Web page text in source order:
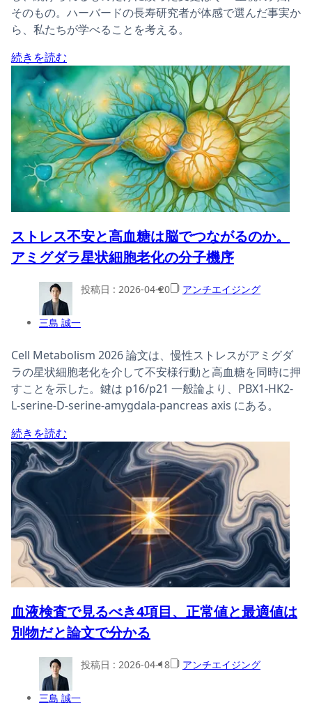
そのもの。ハーバードの長寿研究者が体感で選んだ事実か
ら、私たちが学べることを考える。
続きを読む
ストレス不安と高血糖は脳でつながるのか。
アミグダラ星状細胞老化の分子機序
三島 誠一
投稿日 : 2026-04-20 アンチエイジング
Cell Metabolism 2026 論文は、慢性ストレスがアミグダ
ラの星状細胞老化を介して不安様行動と高血糖を同時に押
すことを示した。鍵は p16/p21 一般論より、PBX1-HK2-
L-serine-D-serine-amygdala-pancreas axis にある。
続きを読む
血液検査で見るべき4項目、正常値と最適値は
別物だと論文で分かる
三島 誠一
投稿日 : 2026-04-18 アンチエイジング